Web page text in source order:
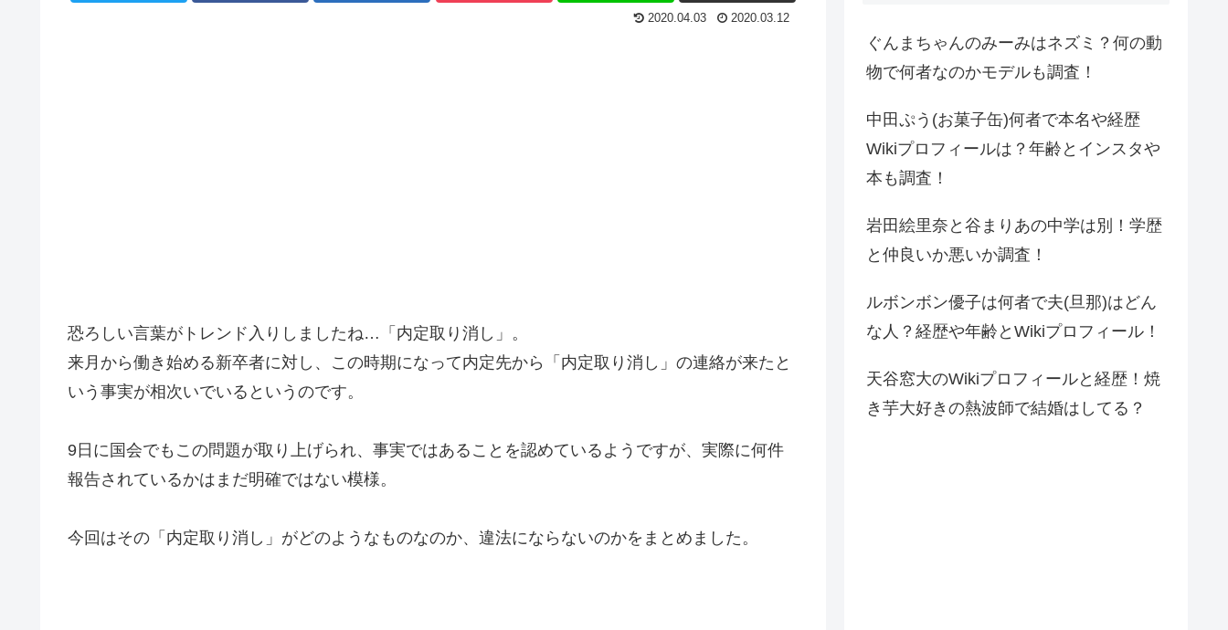
2020.04.03 2020.03.12
恐ろしい言葉がトレンド入りしましたね…「内定取り消し」。
来月から働き始める新卒者に対し、この時期になって内定先から「内定取り消し」の連絡が来たと
いう事実が相次いでいるというのです。
9日に国会でもこの問題が取り上げられ、事実ではあることを認めているようですが、実際に何件
報告されているかはまだ明確ではない模様。
今回はその「内定取り消し」がどのようなものなのか、違法にならないのかをまとめました。
ぐんまちゃんのみーみはネズミ？何の動
物で何者なのかモデルも調査！
中田ぷう(お菓子缶)何者で本名や経歴
Wikiプロフィールは？年齢とインスタや
本も調査！
岩田絵里奈と谷まりあの中学は別！学歴
と仲良いか悪いか調査！
ルボンボン優子は何者で夫(旦那)はどん
な人？経歴や年齢とWikiプロフィール！
天谷窓大のWikiプロフィールと経歴！焼
き芋大好きの熱波師で結婚はしてる？